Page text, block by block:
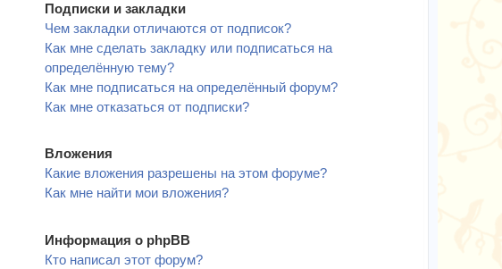
Подписки и закладки
Чем закладки отличаются от подписок?
Как мне сделать закладку или подписаться на
определённую тему?
Как мне подписаться на определённый форум?
Как мне отказаться от подписки?
Вложения
Какие вложения разрешены на этом форуме?
Как мне найти мои вложения?
Информация о phpBB
Кто написал этот форум?